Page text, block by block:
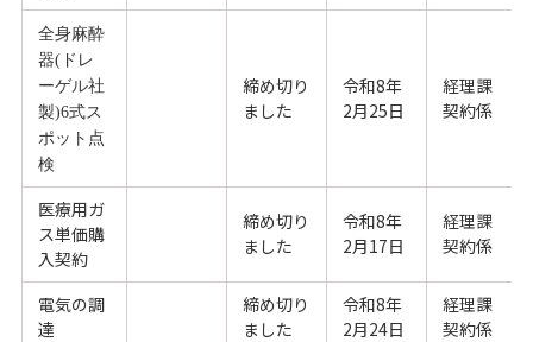
全身麻酔
器(ドレ
ーゲル社
製)6式ス
ポット点
検
締め切り
ました
令和8年
2月25日
経理課
契約係
医療用ガ
ス単価購
入契約
締め切り
ました
令和8年
2月17日
経理課
契約係
電気の調
達
締め切り
ました
令和8年
2月24日
経理課
契約係